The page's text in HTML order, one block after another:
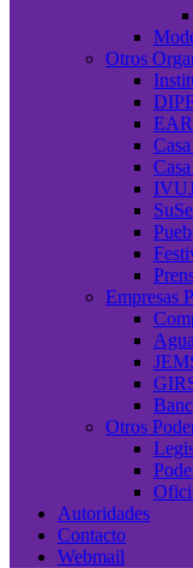
Otros
Empresas
Otros
Autoridades
Contacto
Webmail